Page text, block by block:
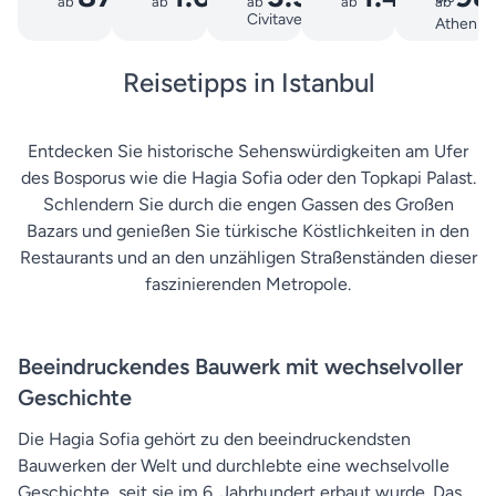
Civitavecchia
Athen
Reisetipps in Istanbul
Entdecken Sie historische Sehenswürdigkeiten am Ufer
des Bosporus wie die Hagia Sofia oder den Topkapi Palast.
Schlendern Sie durch die engen Gassen des Großen
Bazars und genießen Sie türkische Köstlichkeiten in den
Restaurants und an den unzähligen Straßenständen dieser
faszinierenden Metropole.
Beeindruckendes Bauwerk mit wechselvoller
Geschichte
Die Hagia Sofia gehört zu den beeindruckendsten
Bauwerken der Welt und durchlebte eine wechselvolle